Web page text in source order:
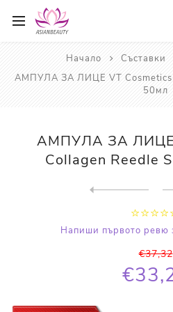
Начало Съставки
АМПУЛА ЗА ЛИЦЕ VT Cosmetics
50мл
АМПУЛА ЗА ЛИЦЕ
Collagen Reedle
Напиши първото ревю
€37,32